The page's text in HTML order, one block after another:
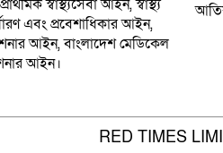
স্বাস্থ্যসেবা আইন, স্বাস্থ্য
এবং প্রবেশাধিকার আইন,
আইন, বাংলাদেশ মেডিকেল
আইন।
RED TIMES